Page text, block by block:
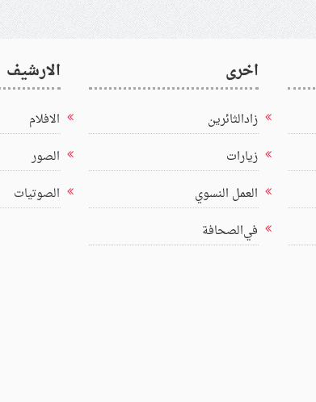
اخرى
زادالثائرين
زيارات
العمل النسوي
في‌الصحافة
الارشيف
الافلام
الصور
الصوتيات